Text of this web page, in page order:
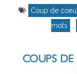
Coup de
mots